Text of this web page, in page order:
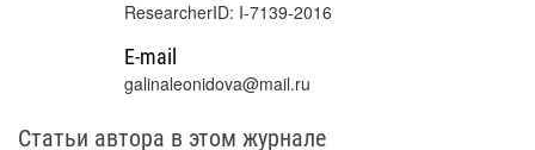
ResearcherID: I-7139-2016
E-mail
galinaleonidova@mail.ru
Статьи автора в этом журнале